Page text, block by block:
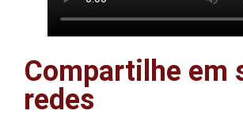
Compartilhe em
redes